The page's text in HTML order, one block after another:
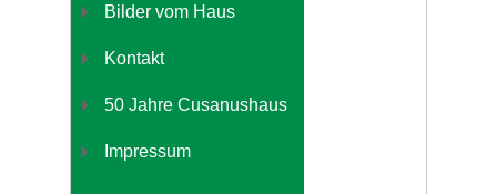
Bilder vom Haus
Kontakt
50 Jahre Cusanushaus
Impressum